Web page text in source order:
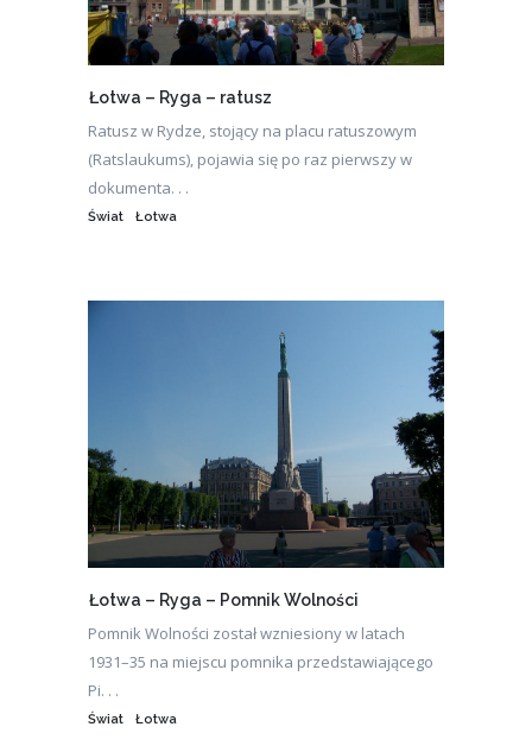
Łotwa – Ryga – ratusz
Ratusz w Rydze, stojący na placu ratuszowym
(Ratslaukums), pojawia się po raz pierwszy w
dokumenta. . .
Świat Łotwa
Łotwa – Ryga – Pomnik Wolności
Pomnik Wolności został wzniesiony w latach
1931–35 na miejscu pomnika przedstawiającego
Pi. . .
Świat Łotwa